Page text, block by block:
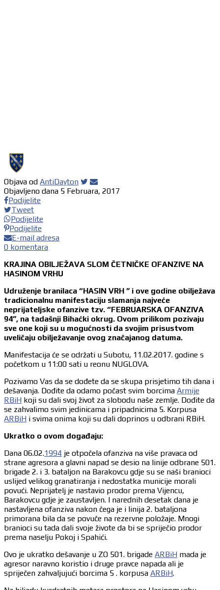
Objava od AntiDayton
Objavljeno dana 5 Februara, 2017
Podijelite
Tweet
Podijelite
Podijelite
E-mail adresa
0 komentara
KRAJINA OBILJEŽAVA SLOM ČETNIČKE OFANZIVE NA
HASINOM VRHU
Udruženje branilaca “HASIN VRH ” i ove godine obilježava
tradicionalnu manifestaciju slamanja najveće
neprijateljske ofanzive tzv. “FEBRUARSKA OFANZIVA
94”, na tadašnji Bihaćki okrug. Ovom prilikom pozivaju
sve one koji su u mogućnosti da svojim prisustvom
uveličaju obilježavanje ovog značajanog datuma.
Manifestacija će se održati u Subotu, 11.02.2017. godine s
početkom u 11:00 sati u reonu NUGLOVA.
Pozivamo Vas da se dođete da se skupa prisjetimo tih dana i
dešavanja. Dođite da odamo počast svim borcima Armije
RBiH koji su dali svoj život za slobodu naše zemlje. Dođite da
se zahvalimo svim jedinicama i pripadnicima 5. Korpusa
ARBiH i svima onima koji su dali doprinos u odbrani RBiH.
Ukratko o ovom događaju:
Dana 06.02.1994 je otpočela ofanziva na više pravaca od
strane agresora a glavni napad se desio na linije odbrane 501.
brigade 2. i 3. bataljon na Barakovcu gdje su se naši branioci
uslijed velikog granatiranja i nedostatka municije morali
povući. Neprijatelj je nastavio prodor prema Vijencu,
Barakovcu gdje je zaustavljen. I narednih desetak dana je
nastavljena ofanziva nakon čega je i linija 2. bataljona
primorana bila da se povuče na rezervne položaje. Mnogi
branioci su tada dali svoje živote da bi se spriječio prodor
prema naselju Pokoj i Spahići.
Ovo je ukratko dešavanje u ZO 501. brigade ARBiH mada je
agresor naravno koristio i druge pravce napada ali je
spriječen zahvaljujući borcima 5 . korpusa ARBiH.